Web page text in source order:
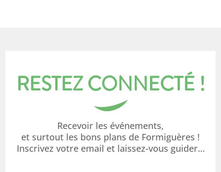
RESTEZ CONNECTÉ !
Recevoir les événements,
et surtout les bons plans de Formiguères !
Inscrivez votre email et laissez-vous guider…